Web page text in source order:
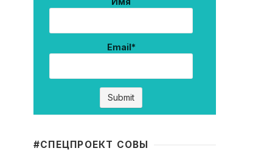
Email*
#CПЕЦПРОЕКТ СОВЫ